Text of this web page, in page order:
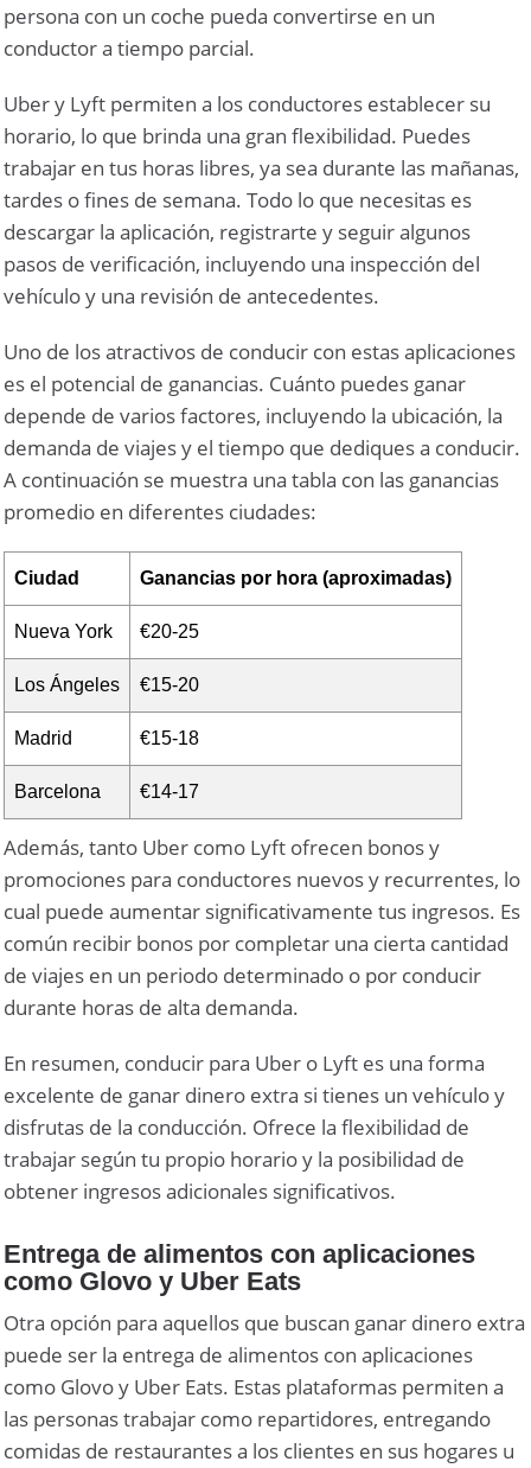
persona con un coche pueda convertirse en un
conductor a tiempo parcial.
Uber y Lyft permiten a los conductores establecer su
horario, lo que brinda una gran flexibilidad. Puedes
trabajar en tus horas libres, ya sea durante las mañanas,
tardes o fines de semana. Todo lo que necesitas es
descargar la aplicación, registrarte y seguir algunos
pasos de verificación, incluyendo una inspección del
vehículo y una revisión de antecedentes.
Uno de los atractivos de conducir con estas aplicaciones
es el potencial de ganancias. Cuánto puedes ganar
depende de varios factores, incluyendo la ubicación, la
demanda de viajes y el tiempo que dediques a conducir.
A continuación se muestra una tabla con las ganancias
promedio en diferentes ciudades:
Ciudad Ganancias por hora (aproximadas)
Nueva York €20-25
Los Ángeles €15-20
Madrid €15-18
Barcelona €14-17
Además, tanto Uber como Lyft ofrecen bonos y
promociones para conductores nuevos y recurrentes, lo
cual puede aumentar significativamente tus ingresos. Es
común recibir bonos por completar una cierta cantidad
de viajes en un periodo determinado o por conducir
durante horas de alta demanda.
En resumen, conducir para Uber o Lyft es una forma
excelente de ganar dinero extra si tienes un vehículo y
disfrutas de la conducción. Ofrece la flexibilidad de
trabajar según tu propio horario y la posibilidad de
obtener ingresos adicionales significativos.
Entrega de alimentos con aplicaciones
como Glovo y Uber Eats
Otra opción para aquellos que buscan ganar dinero extra
puede ser la entrega de alimentos con aplicaciones
como Glovo y Uber Eats. Estas plataformas permiten a
las personas trabajar como repartidores, entregando
comidas de restaurantes a los clientes en sus hogares u